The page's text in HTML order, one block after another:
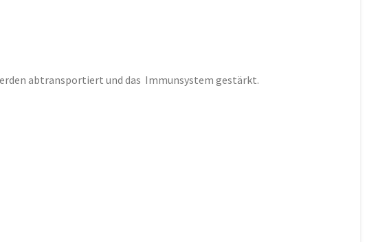
abtransportiert und das Immunsystem gestärkt.